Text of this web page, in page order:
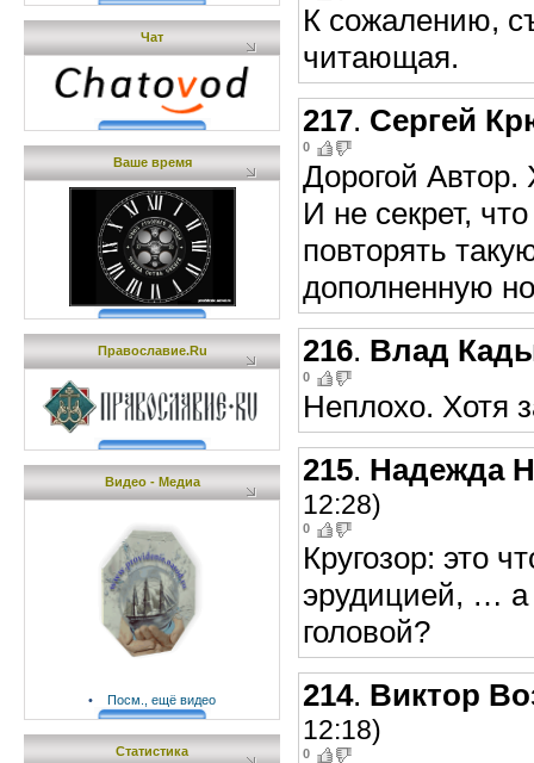
Чат
Ваше время
Православие.Ru
Видео - Медиа
• Посм., ещё видео
Статистика
К сожалению,
читающая.
217. Сергей
0
Дорогой
И не секрет,
повторять
дополненную
216. Влад
0
Неплохо. Хотя
215. Надежда
12:28)
0
Кругозор: это
эрудицией, … а
головой?
214. Виктор
12:18)
0